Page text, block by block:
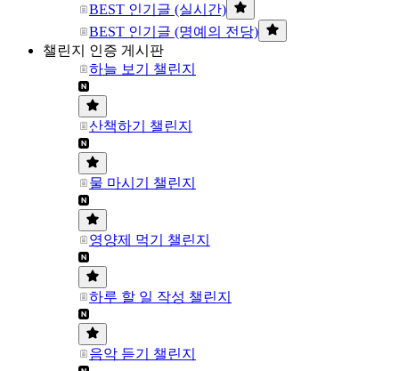
BEST 인기글 (실시간)
BEST 인기글 (명예의 전당)
챌린지 인증 게시판
하늘 보기 챌린지
산책하기 챌린지
물 마시기 챌린지
영양제 먹기 챌린지
하루 할 일 작성 챌린지
음악 듣기 챌린지